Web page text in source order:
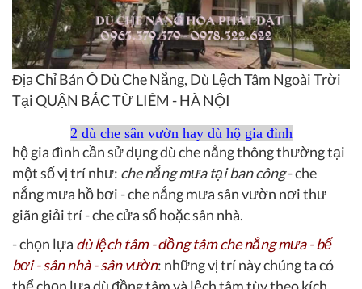
Địa Chỉ Bán Ô Dù Che Nắng, Dù Lệch Tâm Ngoài Trời
Tại QUẬN BẮC TỪ LIÊM - HÀ NỘI
2 dù che sân vườn hay dù hộ gia đình
hộ gia đình cần sử dụng dù che nắng thông thường tại
một số vị trí như: che nắng mưa tại ban công- che
nắng mưa hồ bơi - che nắng mưa sân vườn nơi thư
giãn giải trí - che cửa sổ hoặc sân nhà.
- chọn lựa dù lệch tâm - đồng tâm che nắng mưa - bể
bơi - sân nhà - sân vườn: những vị trí này chúng ta có